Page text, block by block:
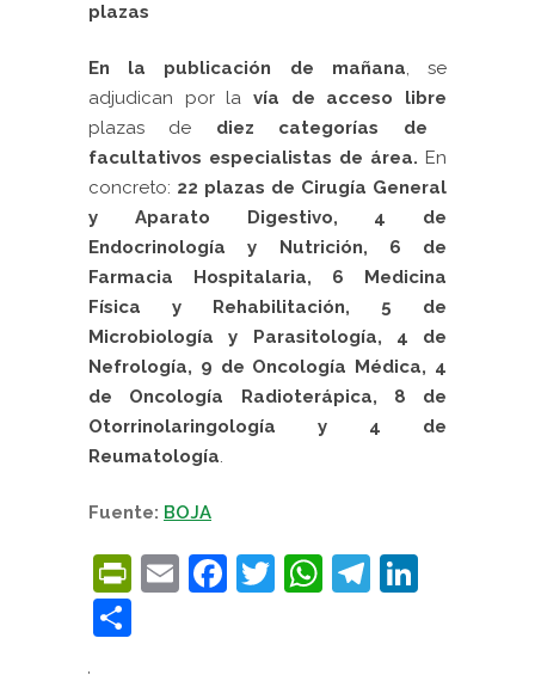
plazas
En la publicación de mañana, se
adjudican por la vía de acceso libre
plazas de diez categorías de
facultativos especialistas de área. En
concreto: 22 plazas de Cirugía General
y Aparato Digestivo, 4 de
Endocrinología y Nutrición, 6 de
Farmacia Hospitalaria, 6 Medicina
Física y Rehabilitación, 5 de
Microbiología y Parasitología, 4 de
Nefrología, 9 de Oncología Médica, 4
de Oncología Radioterápica, 8 de
Otorrinolaringología y 4 de
Reumatología.
Fuente: BOJA
PrintFriendly
EmailFacebook
Twitter
WhatsApp